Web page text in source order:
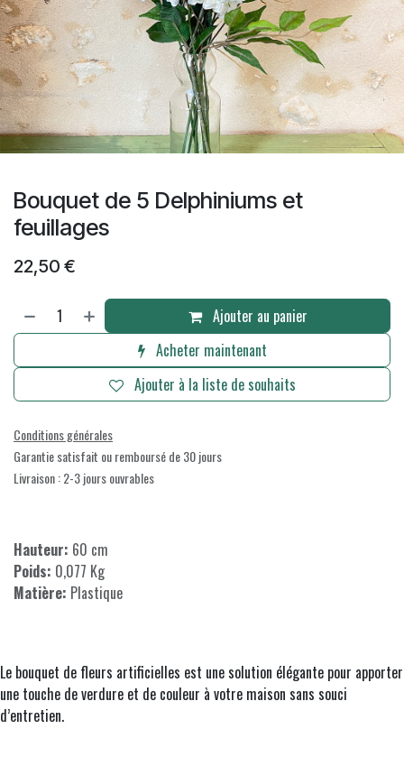
Bouquet de 5 Delphiniums et
feuillages
22,50 €
Ajouter au panier
Acheter maintenant
Ajouter à la liste de souhaits
Conditions générales
Garantie satisfait ou remboursé de 30 jours
Livraison : 2-3 jours ouvrables
Hauteur: 60 cm
Poids: 0,077 Kg
Matière: Plastique
Le bouquet de fleurs artificielles est une solution élégante pour apporter
une touche de verdure et de couleur à votre maison sans souci
d’entretien.